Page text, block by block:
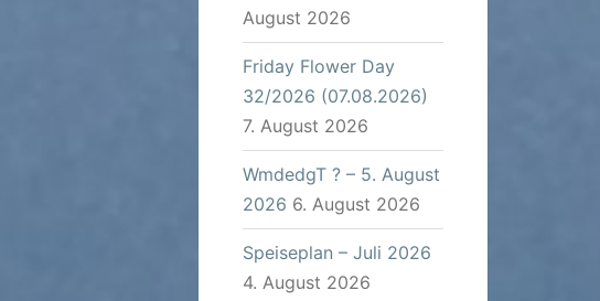
August 2026
Friday Flower Day
32/2026 (07.08.2026)
7. August 2026
WmdedgT ? – 5. August
2026 6. August 2026
Speiseplan – Juli 2026
4. August 2026